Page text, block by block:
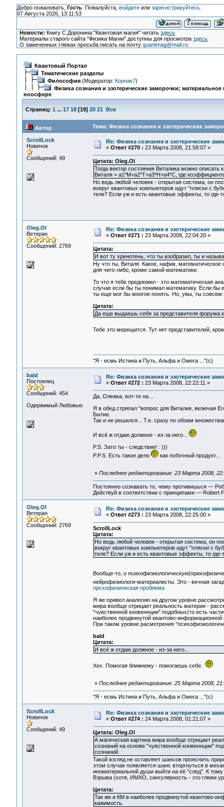
Добро пожаловать, Гость. Пожалуйста, войдитеили зарегистрируйтесь.
07 Августа 2026, 13:11:53
Новости: Книгу С.Доронина "Квантовая магия" читатьздесь
Материалы старого сайта "Физика Магии" доступны для просмотраздесь
О замеченных глюках просьба писать на почтуquantmag@mail.ru
Квантовый Портал
Тематические разделы
Философия(Модератор: Корнак7)
Физика сознания и эзотерические заморочки;
ноосфере
Страниц: 1 ... 17 18[19] 20 21 Все
Автор Тема: Физика сознания и эзотерические
ScrollLock
Новичок
Сообщений: 49
Re: Физика сознания и эзотерические
« Ответ #270 : 23 Марта 2008, 21:58:07 »
Цитата: Oleg.Ol
Тогда вектор состояния Виталика можно описать
Виталя = а1*М+а2*Т+а3*Н+а4*С, где
Но ведь любой человек - открытая система, он
вокруг квантовых компьютеров идут "пляски с
теле? Если уж и есть квантовые эффекты, то где-
Oleg.Ol
Ветеран
Сообщений: 2769
Re: Физика сознания и эзотерические
« Ответ #271 : 23 Марта 2008, 22:04:20 »
Цитата:
И вот ту хренотень, что ты изобразил, ты и
Ну что ты, Виталя. Какое, нафик,
для чего-либо, кроме самой математики.
То что я тебе предложил - это математическая
случае если бы ты понимал математику. Если бы
ты еще мог бы многое понять. Но, увы, ты совсем
Цитата:
Да еще выдаешь себя за представителя форума
Тебе это мерещится. Тут нет представителей,
"Я - есмь Истина и Путь, Альфа и Омега ..."(с)
bald
Постоялец
Сообщений: 454
Одержимый Любовью
Re: Физика сознания и эзотерические
« Ответ #272 : 23 Марта 2008, 22:22:11 »
Да, Олежка, вот-те на...
Я в обед стряпал "вопрос для Виталия, включая
Бытие.
Так и не решился... Т.е. сразу по обоим
И всё ж отдаю должное - из-за него...
P.S. Зато ты - следствие! : )))
P.P.S. Есть такое дело
как побочный продукт...
« Последнее редактирование: 23 Марта 2008,
Постоянно сознавать то, чему противишься —
Действуй в соответствии с принципами — Robert
Oleg.Ol
Ветеран
Сообщений: 2769
Re: Физика сознания и эзотерические
« Ответ #273 : 23 Марта 2008, 22:25:00 »
ScrollLock
Цитата:
Но ведь любой человек - открытая система, он
вокруг квантовых компьютеров идут "пляски с
теле? Если уж и есть квантовые эффекты, то где-
Вообще-то, о
нейрофизиологи-материалисты. Это - вечная
прсхофизическая проблема
Я же привел аналогию на другом уровне
мира вообще отрицает реальность материи -
"чувственной конвеннции" подобных(то есть
наиболее продвинутой квантово-
При таком уровне расмотрения
bald
Цитата:
И всё ж отдаю должное - из-за него...
Хех. Помогая ближнему - помогаешь себе.
« Последнее редактирование: 25 Марта 2008,
"Я - есмь Истина и Путь, Альфа и Омега ..."(с)
ScrollLock
Новичок
Сообщений: 49
Re: Физика сознания и эзотерические
« Ответ #274 : 24 Марта 2008, 01:21:07 »
Цитата: Oleg.Ol
А магическая картина мира вообще отрицает
сознаний на основе "чувственной конвеннции"
сознаний.
Такой взгляд не оставляет шансов прояснить
этом случае появляется шанс вторгнуться в
иноматериальной души выйти на её "след". К
Взрыва (хотя, ИМХО, сингулярность - это глюки
Цитата:
Так же и КМ в наиболее продвинутой квантово-
кажимость.